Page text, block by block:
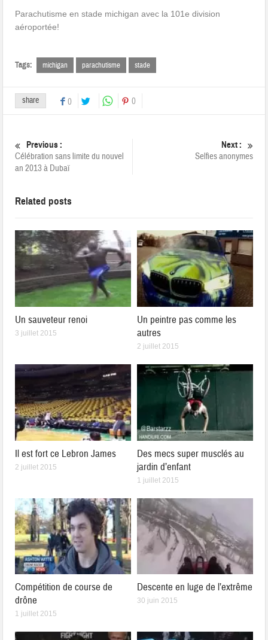
Parachutisme en stade michigan avec la 101e division
aéroportée!
Tags: michigan parachutisme stade
share 0 0
Previous :
Célébration sans limite du nouvel
an 2013 à Dubaï
Next :
Selfies anonymes
Related posts
Un sauveteur renoi
3 juillet 2015
Un peintre pas comme les
autres
2 juillet 2015
Il est fort ce Lebron James
2 juillet 2015
Des mecs super musclés au
jardin d’enfant
1 juillet 2015
Compétition de course de
drône
1 juillet 2015
Descente en luge de l’extrême
30 juin 2015